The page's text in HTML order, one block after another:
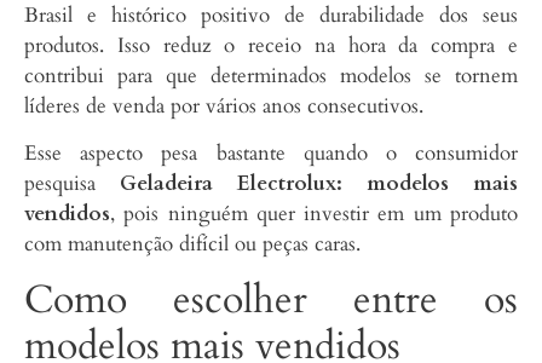
Brasil e histórico positivo de durabilidade dos seus
produtos. Isso reduz o receio na hora da compra e
contribui para que determinados modelos se tornem
líderes de venda por vários anos consecutivos.
Esse aspecto pesa bastante quando o consumidor
pesquisa Geladeira Electrolux: modelos mais
vendidos, pois ninguém quer investir em um produto
com manutenção difícil ou peças caras.
Como escolher entre os
modelos mais vendidos